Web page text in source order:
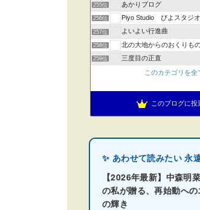
255位 あかりブログ
256位 Piyo Studio ぴよスタジオ
257位 よいよい行進曲
258位 北の大地からのおくりも
259位 三度目の正直
このカテゴリを全
このブログに投
✨ あわせて読みたい 永
【2026年最新】中森明
の私が贈る、再始動への
の輝き